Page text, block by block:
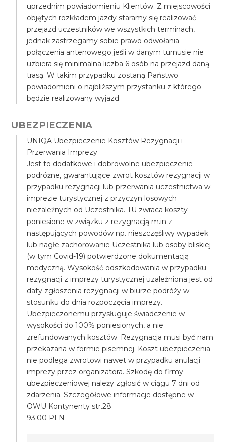
uprzednim powiadomieniu Klientów. Z miejscowości
objętych rozkładem jazdy staramy się realizować
przejazd uczestników we wszystkich terminach,
jednak zastrzegamy sobie prawo odwołania
połączenia antenowego jeśli w danym turnusie nie
uzbiera się minimalna liczba 6 osób na przejazd daną
trasą. W takim przypadku zostaną Państwo
powiadomieni o najbliższym przystanku z którego
będzie realizowany wyjazd.
UBEZPIECZENIA
UNIQA Ubezpieczenie Kosztów Rezygnacji i
Przerwania Imprezy
Jest to dodatkowe i dobrowolne ubezpieczenie
podróżne, gwarantujące zwrot kosztów rezygnacji w
przypadku rezygnacji lub przerwania uczestnictwa w
imprezie turystycznej z przyczyn losowych
niezależnych od Uczestnika. TU zwraca koszty
poniesione w związku z rezygnacją m.in z
następujących powodów np. nieszczęśliwy wypadek
lub nagłe zachorowanie Uczestnika lub osoby bliskiej
(w tym Covid-19) potwierdzone dokumentacją
medyczną. Wysokość odszkodowania w przypadku
rezygnacji z imprezy turystycznej uzależniona jest od
daty zgłoszenia rezygnacji w biurze podróży w
stosunku do dnia rozpoczęcia imprezy.
Ubezpieczonemu przysługuje świadczenie w
wysokości do 100% poniesionych, a nie
zrefundowanych kosztów. Rezygnacja musi być nam
przekazana w formie pisemnej. Koszt ubezpieczenia
nie podlega zwrotowi nawet w przypadku anulacji
imprezy przez organizatora. Szkodę do firmy
ubezpieczeniowej należy zgłosić w ciągu 7 dni od
zdarzenia. Szczegółowe informacje dostępne w
OWU Kontynenty str.28
93.00 PLN